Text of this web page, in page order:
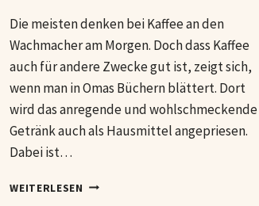
Die meisten denken bei Kaffee an den
Wachmacher am Morgen. Doch dass Kaffee
auch für andere Zwecke gut ist, zeigt sich,
wenn man in Omas Büchern blättert. Dort
wird das anregende und wohlschmeckende
Getränk auch als Hausmittel angepriesen.
Dabei ist…
WEITERLESEN KAFFEE